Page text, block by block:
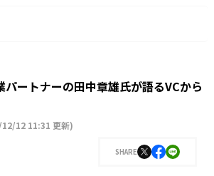
ートナーの田中章雄氏が語るVCから
12 11:31 更新)
SHARE